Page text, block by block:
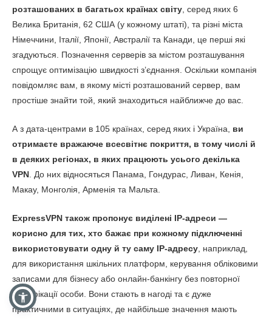
розташованих в багатьох країнах світу, серед яких 6
Велика Британія, 62 США (у кожному штаті), та різні міста
Німеччини, Італії, Японії, Австралії та Канади, це перші які
згадуються. Позначення серверів за містом розташування
спрощує оптимізацію швидкості з’єднання. Оскільки компанія
повідомляє вам, в якому місті розташований сервер, вам
простіше знайти той, який знаходиться найближче до вас.
А з дата-центрами в 105 країнах, серед яких і Україна, ви
отримаєте вражаюче всесвітнє покриття, в тому числі й
в деяких регіонах, в яких працюють усього декілька
VPN. До них відносяться Панама, Гондурас, Ливан, Кенія,
Макау, Монголія, Арменія та Мальта.
ExpressVPN також пропонує виділені IP-адреси —
корисно для тих, хто бажає при кожному підключенні
використовувати одну й ту саму IP-адресу, наприклад,
для використання шкільних платформ, керування обліковими
записами для бізнесу або онлайн-банкінгу без повторної
верифікації особи. Вони стають в нагоді та є дуже
практичними в ситуаціях, де найбільше значення мають